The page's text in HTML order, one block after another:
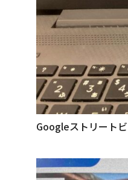
Googleストリート